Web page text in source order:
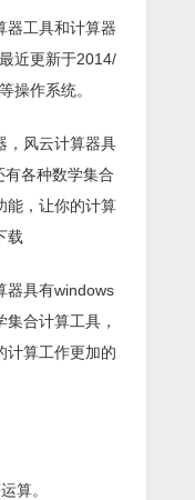
器工具和计算器
近更新于2014/
操作系统。
，风云计算器具
各种数学集合
能，让你的计算
载
器具有windows
合计算工具，
计算工作更加的
算。